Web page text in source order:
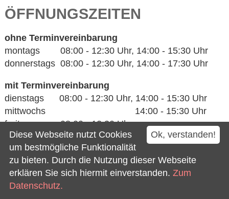
ÖFFNUNGSZEITEN
ohne Terminvereinbarung
montags 08:00 - 12:30 Uhr, 14:00 - 15:30 Uhr
donnerstags 08:00 - 12:30 Uhr, 14:00 - 17:30 Uhr
mit Terminvereinbarung
dienstags 08:00 - 12:30 Uhr, 14:00 - 15:30 Uhr
mittwochs 14:00 - 15:30 Uhr
freitags 08:00 - 12:30 Uhr
Mittwochs bleibt das Rathaus am Vormittag
geschlossen.
Ok, verstanden!
Diese Webseite nutzt Cookies
um bestmögliche Funktionalität
zu bieten. Durch die Nutzung dieser Webseite
erklären Sie sich hiermit einverstanden. Zum
Datenschutz.